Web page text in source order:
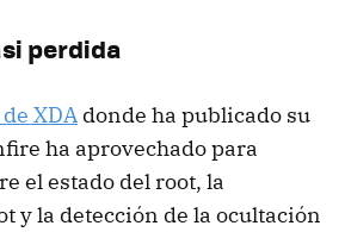
perdida
XDA donde ha publicado su
ha aprovechado para
el estado del root, la
y la detección de la ocultación